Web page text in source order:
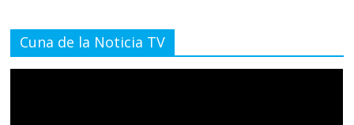
Cuna de la Noticia TV